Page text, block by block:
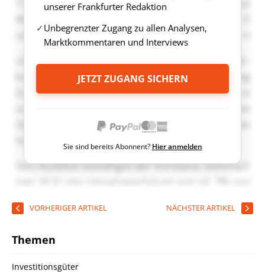
unserer Frankfurter Redaktion
Unbegrenzter Zugang zu allen Analysen,
Marktkommentaren und Interviews
JETZT ZUGANG SICHERN
Sie sind bereits Abonnent? Hier anmelden
VORHERIGER ARTIKEL NÄCHSTER ARTIKEL
Themen
Investitionsgüter